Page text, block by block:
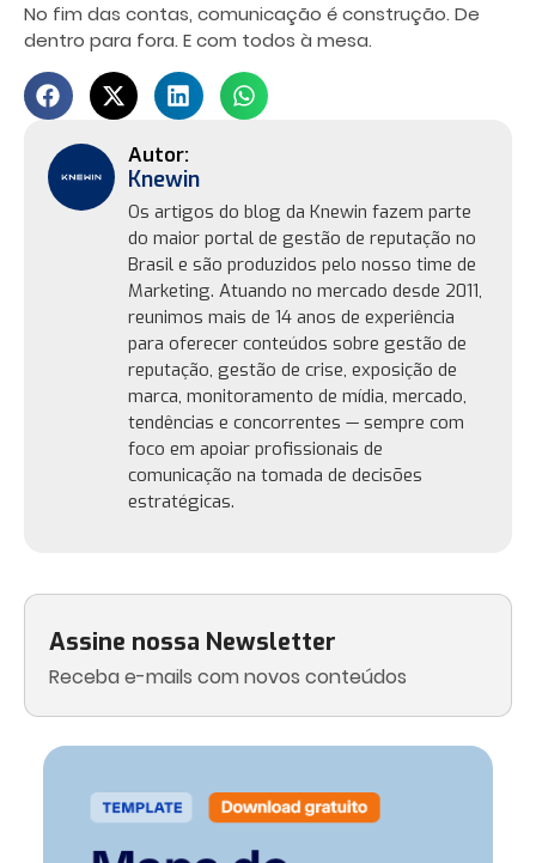
Assine nossa Newsletter
Receba e-mails com novos conteúdos
No fim das contas, comunicação é construção. De
dentro para fora. E com todos à mesa.
Knewin
Os artigos do blog da Knewin fazem parte
do maior portal de gestão de reputação no
Brasil e são produzidos pelo nosso time de
Marketing. Atuando no mercado desde 2011,
reunimos mais de 14 anos de experiência
para oferecer conteúdos sobre gestão de
reputação, gestão de crise, exposição de
marca, monitoramento de mídia, mercado,
tendências e concorrentes — sempre com
foco em apoiar profissionais de
comunicação na tomada de decisões
estratégicas.